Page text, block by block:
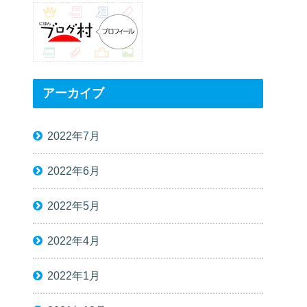
アーカイブ
2022年7月
2022年6月
2022年5月
2022年4月
2022年1月